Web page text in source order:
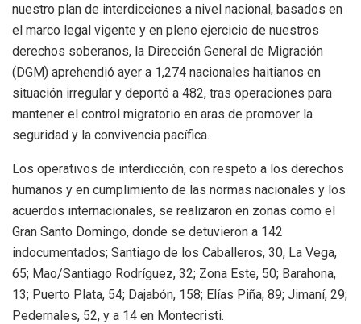
nuestro plan de interdicciones a nivel nacional, basados en
el marco legal vigente y en pleno ejercicio de nuestros
derechos soberanos, la Dirección General de Migración
(DGM) aprehendió ayer a 1,274 nacionales haitianos en
situación irregular y deportó a 482, tras operaciones para
mantener el control migratorio en aras de promover la
seguridad y la convivencia pacífica.
Los operativos de interdicción, con respeto a los derechos
humanos y en cumplimiento de las normas nacionales y los
acuerdos internacionales, se realizaron en zonas como el
Gran Santo Domingo, donde se detuvieron a 142
indocumentados; Santiago de los Caballeros, 30, La Vega,
65; Mao/Santiago Rodríguez, 32; Zona Este, 50; Barahona,
13; Puerto Plata, 54; Dajabón, 158; Elías Piña, 89; Jimaní, 29;
Pedernales, 52, y a 14 en Montecristi.